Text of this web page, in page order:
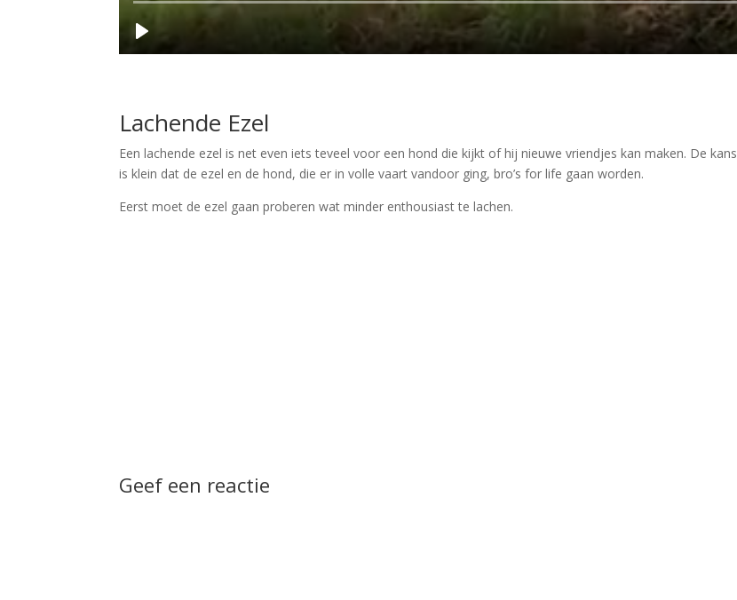
Lachende Ezel
Een lachende ezel is net even iets teveel voor een hond die kijkt of hij nieuwe vriendjes kan maken. De kans
is klein dat de ezel en de hond, die er in volle vaart vandoor ging, bro’s for life gaan worden.
Eerst moet de ezel gaan proberen wat minder enthousiast te lachen.
Geef een reactie